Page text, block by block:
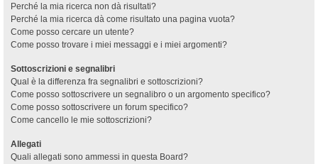
Perché la mia ricerca non dà risultati?
Perché la mia ricerca dà come risultato una pagina vuota?
Come posso cercare un utente?
Come posso trovare i miei messaggi e i miei argomenti?
Sottoscrizioni e segnalibri
Qual è la differenza fra segnalibri e sottoscrizioni?
Come posso sottoscrivere un segnalibro o un argomento specifico?
Come posso sottoscrivere un forum specifico?
Come cancello le mie sottoscrizioni?
Allegati
Quali allegati sono ammessi in questa Board?